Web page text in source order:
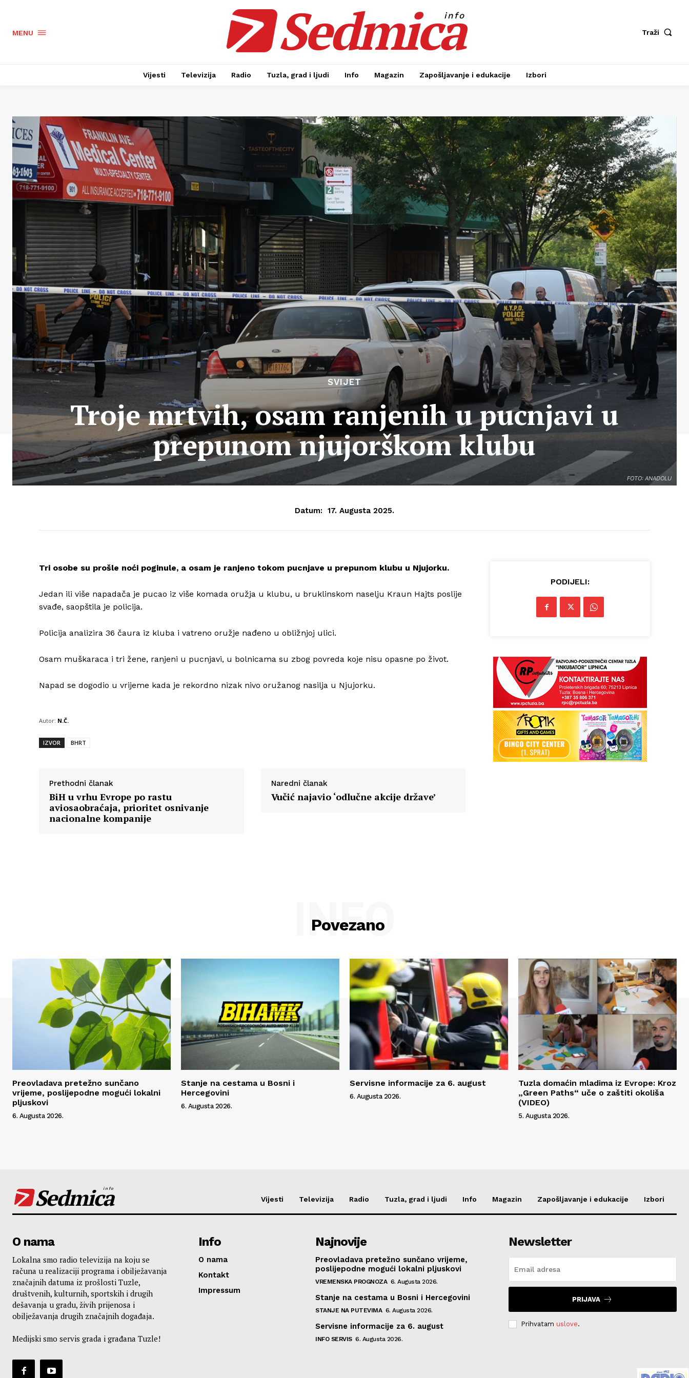
Info
MENU Sedmica
info
Traži
Vijesti Televizija Radio Tuzla, grad i ljudi Info Magazin Zapošljavanje i edukacije Izbori
FOTO: ANADOLU
SVIJET
Troje mrtvih, osam ranjenih u pucnjavi u
prepunom njujorškom klubu
Datum: 17. Augusta 2025.
Tri osobe su prošle noći poginule, a osam je ranjeno tokom pucnjave u prepunom klubu u Njujorku.
Jedan ili više napadača je pucao iz više komada oružja u klubu, u bruklinskom naselju Kraun Hajts poslije
svađe, saopštila je policija.
Policija analizira 36 čaura iz kluba i vatreno oružje nađeno u obližnjoj ulici.
Osam muškaraca i tri žene, ranjeni u pucnjavi, u bolnicama su zbog povreda koje nisu opasne po život.
Napad se dogodio u vrijeme kada je rekordno nizak nivo oružanog nasilja u Njujorku.
Autor: N.Č.
IZVOR BHRT
Prethodni članak
BiH u vrhu Evrope po rastu
aviosaobraćaja, prioritet osnivanje
nacionalne kompanije
Naredni članak
Vučić najavio ‘odlučne akcije države’
PODIJELI:
Povezano
INFO
Preovladava pretežno sunčano
vrijeme, poslijepodne mogući lokalni
pljuskovi
6. Augusta 2026.
Stanje na cestama u Bosni i
Hercegovini
6. Augusta 2026.
Servisne informacije za 6. august
6. Augusta 2026.
Tuzla domaćin mladima iz Evrope: Kroz
„Green Paths“ uče o zaštiti okoliša
(VIDEO)
5. Augusta 2026.
Sedmica
info
Vijesti Televizija Radio Tuzla, grad i ljudi Info Magazin Zapošljavanje i edukacije Izbori
O nama
Lokalna smo radio televizija na koju se
računa u realizaciji programa i obilježavanja
značajnih datuma iz prošlosti Tuzle,
društvenih, kulturnih, sportskih i drugih
dešavanja u gradu, živih prijenosa i
obilježavanja drugih značajnih događaja.
Medijski smo servis grada i građana Tuzle!
Info
O nama
Kontakt
Impressum
Najnovije
Preovladava pretežno sunčano vrijeme,
poslijepodne mogući lokalni pljuskovi
VREMENSKA PROGNOZA 6. Augusta 2026.
Stanje na cestama u Bosni i Hercegovini
STANJE NA PUTEVIMA 6. Augusta 2026.
Servisne informacije za 6. august
INFO SERVIS 6. Augusta 2026.
Newsletter
PRIJAVA
Prihvatam uslove.